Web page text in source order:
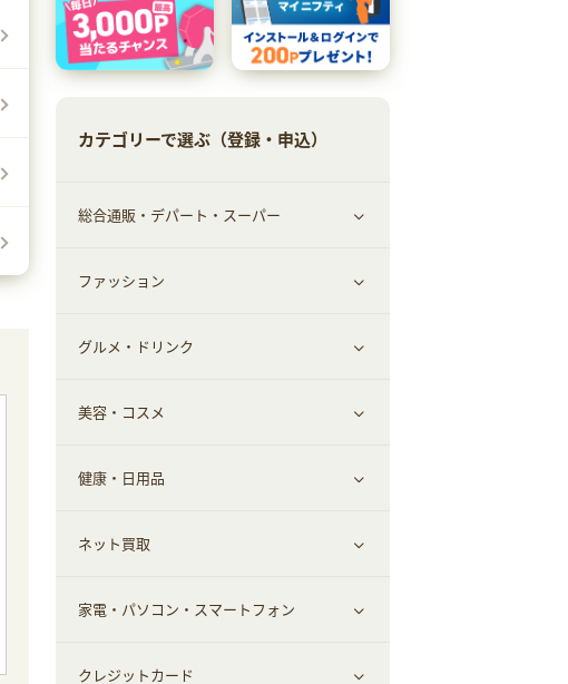
カテゴリーで選ぶ（登録・申込）
総合通販・デパート・スーパー
すべて見る
総合通販
ファッション
すべて見る
ファッション
インナー・下着
スーツ・フォーマル
グルメ・ドリンク
すべて見る
グルメ
お酒
食材宅配
ウォーターサーバー
美容・コスメ
すべて見る
ヘアケア
エステ・サロン
メンズ美容
健康・日用品
すべて見る
スポーツ・フィットネス
日用品・薬局・からだ
ネット買取
すべて見る
ネット買取
家電・パソコン・スマートフォン
すべて見る
クレジットカード